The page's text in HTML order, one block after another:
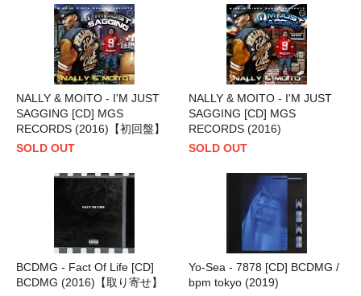
NALLY & MOITO - I'M JUST
SAGGING [CD] MGS
RECORDS (2016)【初回盤】
SOLD OUT
NALLY & MOITO - I'M JUST
SAGGING [CD] MGS
RECORDS (2016)
SOLD OUT
BCDMG - Fact Of Life [CD]
BCDMG (2016)【取り寄せ】
Yo-Sea - 7878 [CD] BCDMG /
bpm tokyo (2019)